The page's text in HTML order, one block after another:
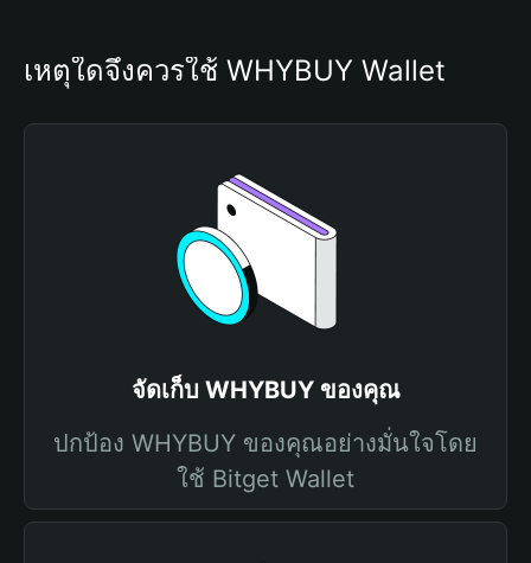
เหตุใดจึงควรใช้ WHYBUY Wallet
จัดเก็บ WHYBUY ของคุณ
ปกป้อง WHYBUY ของคุณอย่างมั่นใจโดย
ใช้ Bitget Wallet